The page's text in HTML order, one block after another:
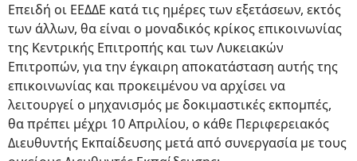
Επειδή οι ΕΕΔΔΕ κατά τις ημέρες των εξετάσεων, εκτός
των άλλων, θα είναι ο μοναδικός κρίκος επικοινωνίας
της Κεντρικής Επιτροπής και των Λυκειακών
Επιτροπών, για την έγκαιρη αποκατάσταση αυτής της
επικοινωνίας και προκειμένου να αρχίσει να
λειτουργεί ο μηχανισμός με δοκιμαστικές εκπομπές,
θα πρέπει μέχρι 10 Απριλίου, ο κάθε Περιφερειακός
Διευθυντής Εκπαίδευσης μετά από συνεργασία με τους